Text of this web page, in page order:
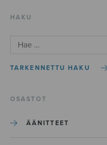
HAKU
TARKENNETTU HAKU
OSASTOT
ÄÄNITTEET